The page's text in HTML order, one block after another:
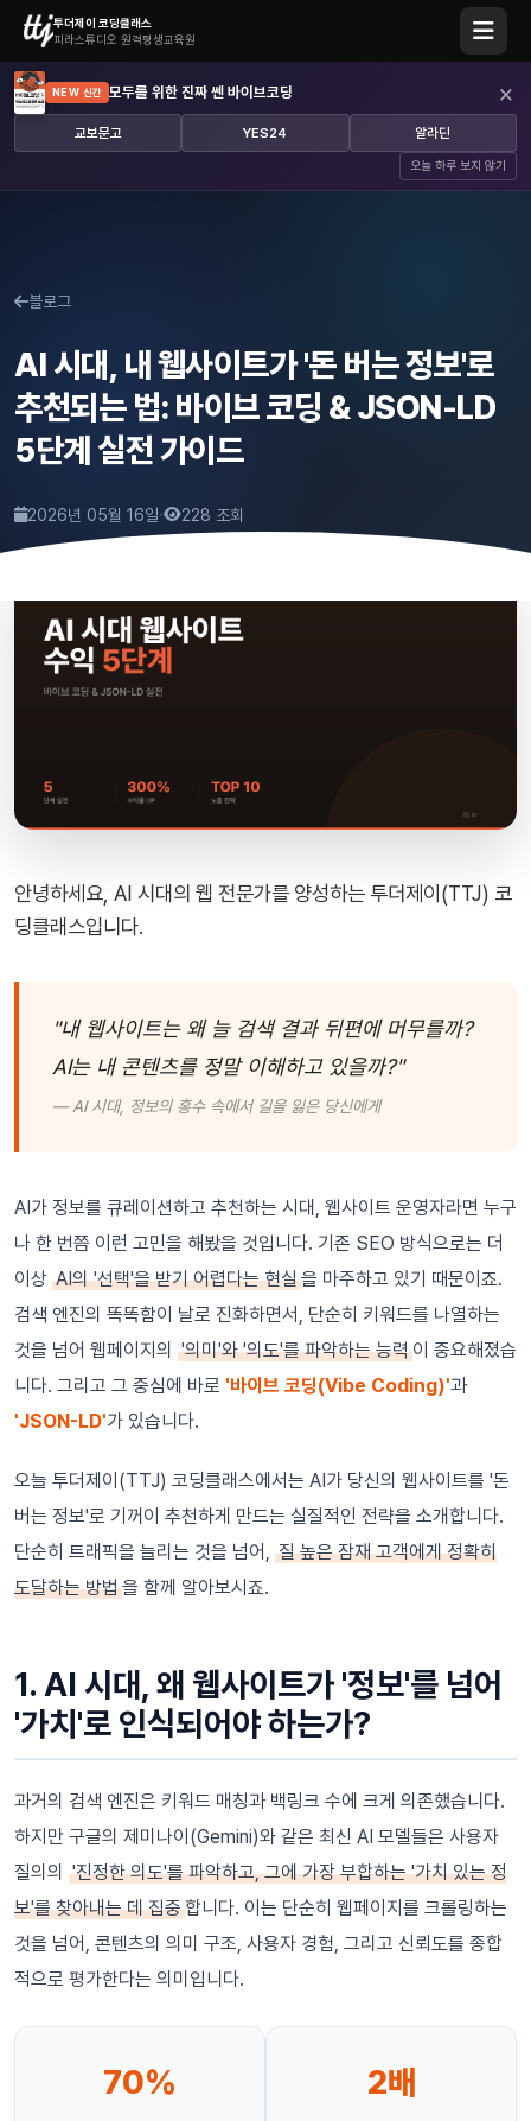
투더제이 코딩클래스
피라스튜디오 원격평생교육원
NEW 신간 모두를 위한 진짜 쎈 바이브코딩
교보문고 YES24 알라딘
오늘 하루 보지 않기
×
블로그
AI 시대, 내 웹사이트가 '돈 버는 정보'로
추천되는 법: 바이브 코딩 & JSON-LD
5단계 실전 가이드
2026년 05월 16일· 228 조회
안녕하세요, AI 시대의 웹 전문가를 양성하는 투더제이(TTJ) 코
딩클래스입니다.
"내 웹사이트는 왜 늘 검색 결과 뒤편에 머무를까?
AI는 내 콘텐츠를 정말 이해하고 있을까?"
— AI 시대, 정보의 홍수 속에서 길을 잃은 당신에게
AI가 정보를 큐레이션하고 추천하는 시대, 웹사이트 운영자라면 누구
나 한 번쯤 이런 고민을 해봤을 것입니다. 기존 SEO 방식으로는 더
이상 AI의 '선택'을 받기 어렵다는 현실을 마주하고 있기 때문이죠.
검색 엔진의 똑똑함이 날로 진화하면서, 단순히 키워드를 나열하는
것을 넘어 웹페이지의
'의미'와 '의도'를 파악하는 능력 이 중요해졌습
니다. 그리고 그 중심에 바로 '바이브 코딩(Vibe Coding)'과
'JSON-LD'가 있습니다.
오늘 투더제이(TTJ) 코딩클래스에서는 AI가 당신의 웹사이트를 '돈
버는 정보'로 기꺼이 추천하게 만드는 실질적인 전략을 소개합니다.
단순히 트래픽을 늘리는 것을 넘어,
질 높은 잠재 고객에게 정확히
도달하는 방법을 함께 알아보시죠.
1. AI 시대, 왜 웹사이트가 '정보'를 넘어
'가치'로 인식되어야 하는가?
과거의 검색 엔진은 키워드 매칭과 백링크 수에 크게 의존했습니다.
하지만 구글의 제미나이(Gemini)와 같은 최신 AI 모델들은 사용자
질의의
'진정한 의도'를 파악하고, 그에 가장 부합하는 '가치 있는 정
보'를 찾아내는 데 집중합니다. 이는 단순히 웹페이지를 크롤링하는
것을 넘어, 콘텐츠의 의미 구조, 사용자 경험, 그리고 신뢰도를 종합
적으로 평가한다는 의미입니다.
70% 2배